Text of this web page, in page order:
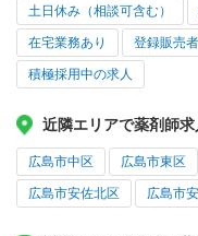
土日休み（相談可含む）
在宅業務あり 登録販売
積極採用中の求人
近隣エリアで薬剤師
広島市中区 広島市東区
広島市安佐北区 広島市